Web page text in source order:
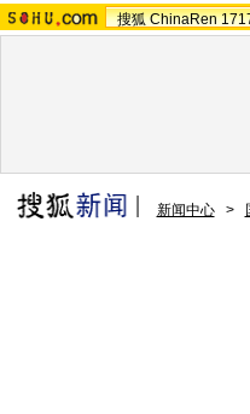
搜狐 ChinaRen
新闻中心 >